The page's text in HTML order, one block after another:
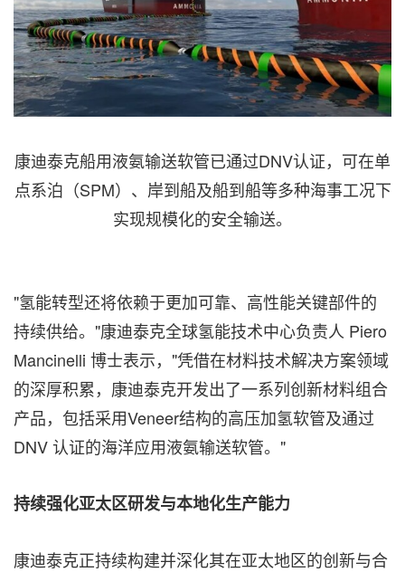
康迪泰克船用液氨输送软管已通过DNV认证，可在单
点系泊（SPM）、岸到船及船到船等多种海事工况下
实现规模化的安全输送。
"氢能转型还将依赖于更加可靠、高性能关键部件的
持续供给。"康迪泰克全球氢能技术中心负责人 Piero
Mancinelli 博士表示，"凭借在材料技术解决方案领域
的深厚积累，康迪泰克开发出了一系列创新材料组合
产品，包括采用Veneer结构的高压加氢软管及通过
DNV 认证的海洋应用液氨输送软管。"
持续强化亚太区研发与本地化生产能力
康迪泰克正持续构建并深化其在亚太地区的创新与合